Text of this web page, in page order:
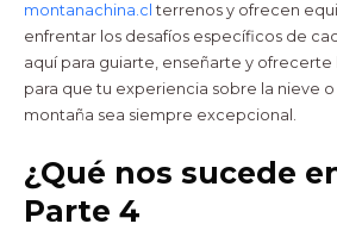
montanachina.cl terrenos y ofrecen
enfrentar los desafíos específicos de
aquí para guiarte, enseñarte y
para que tu experiencia sobre la nieve
montaña sea siempre excepcional.
¿Qué nos sucede
Parte 4